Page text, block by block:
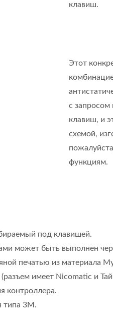
клавиш.
Этот
с запросом
клавиш, и
схемой,
функциям.
под клавишей.
может быть выполнен
печатью из материала
имеет Nicomatic и
контроллера.
типа 3M.